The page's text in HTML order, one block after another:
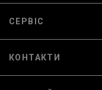
СЕРВІС
КОНТАКТИ